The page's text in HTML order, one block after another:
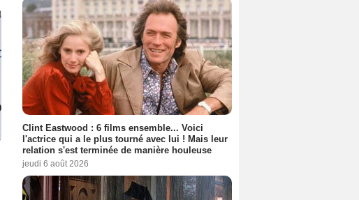
Clint Eastwood : 6 films ensemble... Voici
l'actrice qui a le plus tourné avec lui ! Mais leur
relation s'est terminée de manière houleuse
jeudi 6 août 2026